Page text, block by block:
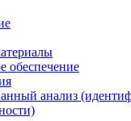
обеспечение
анализ